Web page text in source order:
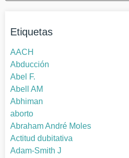
Etiquetas
AACH
Abducción
Abel F.
Abell AM
Abhiman
aborto
Abraham André Moles
Actitud dubitativa
Adam-Smith J